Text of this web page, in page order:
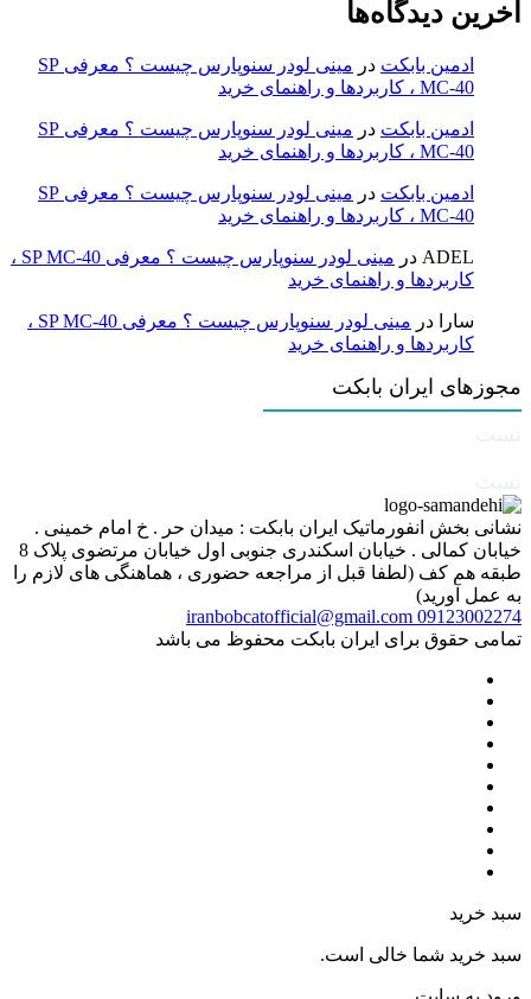
آخرین دیدگاه‌ها
ادمین بابکت در
مینی لودر سنوپارس چیست ؟ معرفی SP
MC-40 ، کاربردها و راهنمای خرید
ادمین بابکت در
مینی لودر سنوپارس چیست ؟ معرفی SP
MC-40 ، کاربردها و راهنمای خرید
ادمین بابکت در
مینی لودر سنوپارس چیست ؟ معرفی SP
MC-40 ، کاربردها و راهنمای خرید
ADEL در
مینی لودر سنوپارس چیست ؟ معرفی SP MC-40 ،
کاربردها و راهنمای خرید
سارا در
مینی لودر سنوپارس چیست ؟ معرفی SP MC-40 ،
کاربردها و راهنمای خرید
مجوزهای ایران بابکت
نشانی بخش انفورماتیک ایران بابکت : میدان حر . خ امام خمینی .
خیابان کمالی . خیابان اسکندری جنوبی اول خیابان مرتضوی پلاک 8
طبقه هم کف (لطفا قبل از مراجعه حضوری ، هماهنگی های لازم را
به عمل آورید)
09123002274
iranbobcatofficial@gmail.com
تمامی حقوق برای ایران بابکت محفوظ می باشد
سبد خرید
سبد خرید شما خالی است.